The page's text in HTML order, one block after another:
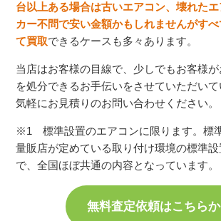
台以上ある場合は古いエアコン、壊れた
カー不問で安い金額かもしれませんがす
て買取できるケースも多々あります。
当店はお客様の目線で、少しでもお客様
を処分できるお手伝いをさせていただい
気軽にお見積りのお問い合わせください。
※1 標準設置のエアコンに限ります。標
量販店が定めている取り付け環境の標準
で、全国ほぼ共通の内容となっています。
無料査定依頼はこちら